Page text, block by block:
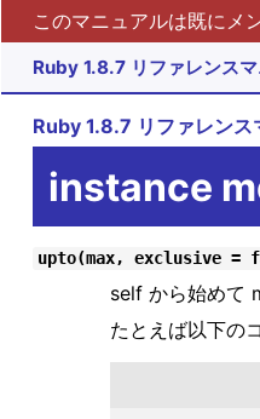
このマニュアルは既にメ
Ruby 1.8.7 リファレンス
Ruby 1.8.7 リファレンス
instance
upto(max, exclusive
self から始めて
たとえば以下の